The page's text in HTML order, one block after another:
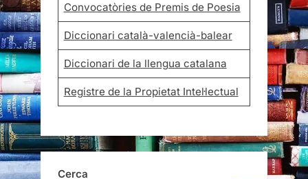
Convocatòries de Premis de Poesia
Diccionari català-valencià-balear
Diccionari de la llengua catalana
Registre de la Propietat Intel·lectual
Cerca